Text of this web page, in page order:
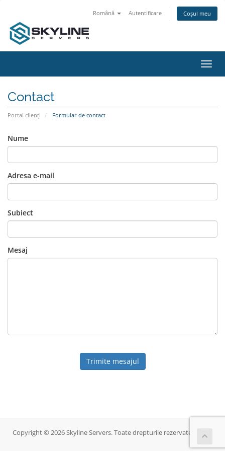
Română Autentificare Coșul meu
Contact
Portal clienți Formular de contact
Nume
Adresa e-mail
Subiect
Mesaj
Trimite mesajul
Copyright © 2026 Skyline Servers. Toate drepturile rezervate.